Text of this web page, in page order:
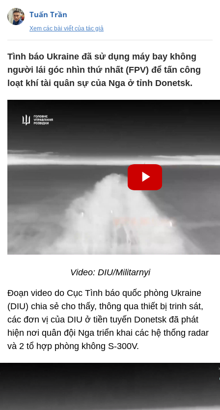
Tuấn Trần
Xem các bài viết của tác giả
Tình báo Ukraine đã sử dụng máy bay không
người lái góc nhìn thứ nhất (FPV) để tấn công
loạt khí tài quân sự của Nga ở tỉnh Donetsk.
Video: DIU/Militarnyi
Đoạn video do Cục Tình báo quốc phòng Ukraine
(DIU) chia sẻ cho thấy, thông qua thiết bị trinh sát,
các đơn vị của DIU ở tiền tuyến Donetsk đã phát
hiện nơi quân đội Nga triển khai các hệ thống radar
và 2 tổ hợp phòng không S-300V.